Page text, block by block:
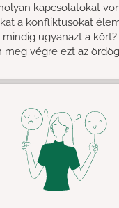
kapcsolatokat
a konfliktusokat
ugyanazt a kört?
végre ezt az